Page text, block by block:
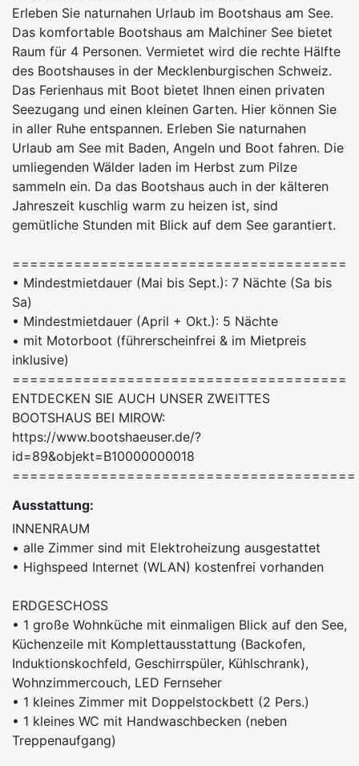
Erleben Sie naturnahen Urlaub im Bootshaus am See.
Das komfortable Bootshaus am Malchiner See bietet
Raum für 4 Personen. Vermietet wird die rechte Hälfte
des Bootshauses in der Mecklenburgischen Schweiz.
Das Ferienhaus mit Boot bietet Ihnen einen privaten
Seezugang und einen kleinen Garten. Hier können Sie
in aller Ruhe entspannen. Erleben Sie naturnahen
Urlaub am See mit Baden, Angeln und Boot fahren. Die
umliegenden Wälder laden im Herbst zum Pilze
sammeln ein. Da das Bootshaus auch in der kälteren
Jahreszeit kuschlig warm zu heizen ist, sind
gemütliche Stunden mit Blick auf dem See garantiert.
======================================
• Mindestmietdauer (Mai bis Sept.): 7 Nächte (Sa bis
Sa)
• Mindestmietdauer (April + Okt.): 5 Nächte
• mit Motorboot (führerscheinfrei & im Mietpreis
inklusive)
======================================
ENTDECKEN SIE AUCH UNSER ZWEITTES
BOOTSHAUS BEI MIROW:
https://www.bootshaeuser.de/?
id=89&objekt=B10000000018
=======================================
Ausstattung:
INNENRAUM
• alle Zimmer sind mit Elektroheizung ausgestattet
• Highspeed Internet (WLAN) kostenfrei vorhanden
ERDGESCHOSS
• 1 große Wohnküche mit einmaligen Blick auf den See,
Küchenzeile mit Komplettausstattung (Backofen,
Induktionskochfeld, Geschirrspüler, Kühlschrank),
Wohnzimmercouch, LED Fernseher
• 1 kleines Zimmer mit Doppelstockbett (2 Pers.)
• 1 kleines WC mit Handwaschbecken (neben
Treppenaufgang)